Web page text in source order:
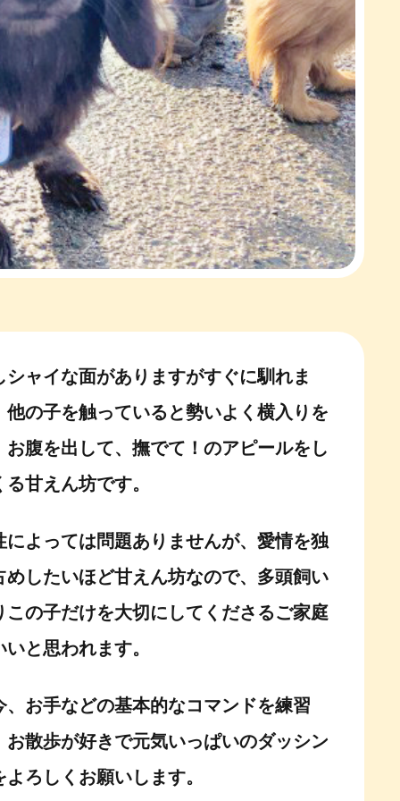
シャイな面がありますがすぐに馴れま
他の子を触っていると勢いよく横入りを
お腹を出して、撫でて！のアピールをし
る甘えん坊です。
によっては問題ありませんが、愛情を独
めしたいほど甘えん坊なので、多頭飼い
この子だけを大切にしてくださるご家庭
いと思われます。
、お手などの基本的なコマンドを練習
お散歩が好きで元気いっぱいのダッシン
よろしくお願いします。